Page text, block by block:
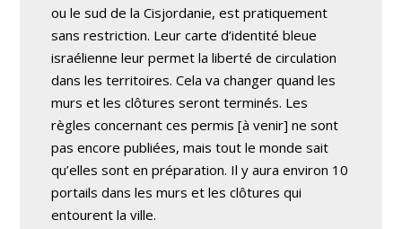
ou le sud de la Cisjordanie, est pratiquement
sans restriction. Leur carte d’identité bleue
israélienne leur permet la liberté de circulation
dans les territoires. Cela va changer quand les
murs et les clôtures seront terminés. Les
règles concernant ces permis [à venir] ne sont
pas encore publiées, mais tout le monde sait
qu’elles sont en préparation. Il y aura environ 10
portails dans les murs et les clôtures qui
entourent la ville.